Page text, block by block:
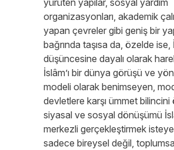
yürüten yapılar, sosyal yardım
organizasyonları, akademik
yapan çevreler gibi geniş bir
bağrında taşısa da, özelde ise,
düşüncesine dayalı olarak
İslâm’ı bir dünya görüşü ve
modeli olarak benimseyen,
devletlere karşı ümmet
siyasal ve sosyal dönüşümü
merkezli gerçekleştirmek
sadece bireysel değil,